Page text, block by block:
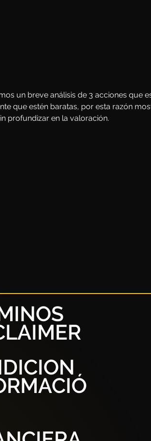
un breve análisis de 3 acciones que
que estén baratas, por esta razón
profundizar en la valoración.